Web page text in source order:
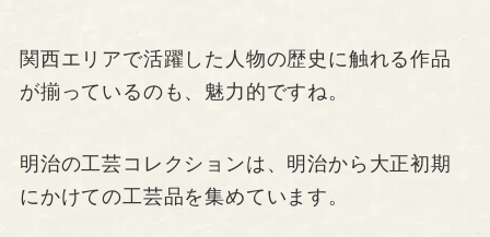
関西エリアで活躍した人物の歴史に触れる作品
が揃っているのも、魅力的ですね。
明治の工芸コレクションは、明治から大正初期
にかけての工芸品を集めています。